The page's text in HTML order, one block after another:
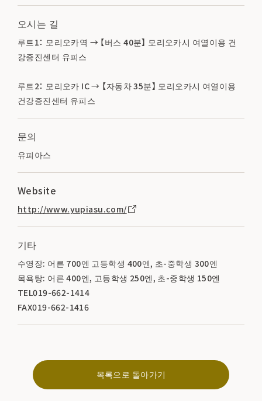
오시는 길
루트1： 모리오카역 → 【버스 40분】 모리오카시 여열이용 건
강증진센터 유피스
루트2： 모리오카 IC → 【자동차 35분】 모리오카시 여열이용
건강증진센터 유피스
문의
유피아스
Website
http://www.yupiasu.com/
기타
수영장: 어른 700엔 고등학생 400엔, 초-중학생 300엔
목욕탕: 어른 400엔, 고등학생 250엔, 초-중학생 150엔
TEL019-662-1414
FAX019-662-1416
목록으로 돌아가기